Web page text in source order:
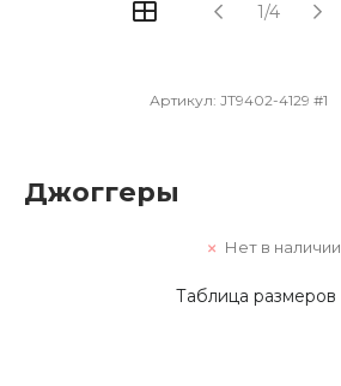
1/4
Артикул: JT9402-4129 #1
Джоггеры
Нет в наличии
Таблица размеров